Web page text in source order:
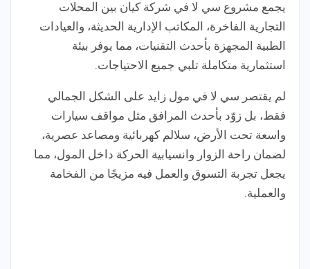
يجمع مشروع سي لا في شركة كيان بين المحلات
التجارية الفاخرة، المكاتب الإدارية الحديثة، والعيادات
الطبية المجهزة بأحدث التقنيات، مما يوفر بيئة
استثمارية متكاملة تلبي جميع الاحتياجات.
لم يقتصر سي لا في مول زايد على الشكل الجمالي
فقط، بل زوّد بأحدث المرافق مثل مواقف سيارات
واسعة تحت الأرض، سلالم كهربائية ومصاعد عصرية،
لضمان راحة الزوار وانسيابية الحركة داخل المول، مما
يجعل تجربة التسوق والعمل فيه مزيجًا من الفخامة
والعملية.